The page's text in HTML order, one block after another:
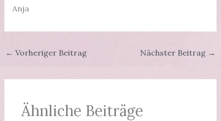
Anja
← Vorheriger Beitrag Nächster Beitrag →
Ähnliche Beiträge